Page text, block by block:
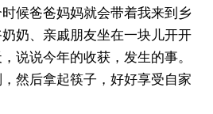
候爸爸妈妈就会带着我来到乡
奶、亲戚朋友坐在一块儿开开
说说今年的收获，发生的事。
然后拿起筷子，好好享受自家